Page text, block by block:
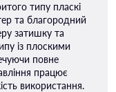
типу пласкi
та благородний
затишку та
із плоскими
повне
працює
використання.